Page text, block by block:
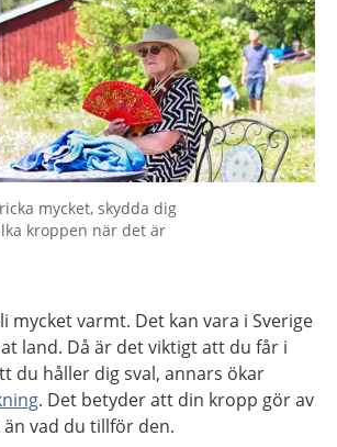
mycket, skydda dig
kroppen när det är
mycket varmt. Det kan vara i Sverige
land. Då är det viktigt att du får i
du håller dig sval, annars ökar
. Det betyder att din kropp gör av
vad du tillför den.